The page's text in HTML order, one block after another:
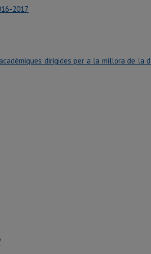
2017
dirigides per a la millora de la